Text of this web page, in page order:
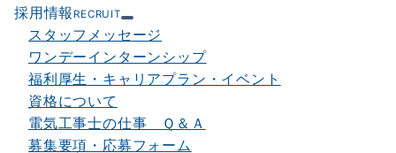
採用情報 RECRUIT
スタッフメッセージ
ワンデーインターンシップ
福利厚生・キャリアプラン・イベント
資格について
電気工事士の仕事 Ｑ＆Ａ
募集要項・応募フォーム